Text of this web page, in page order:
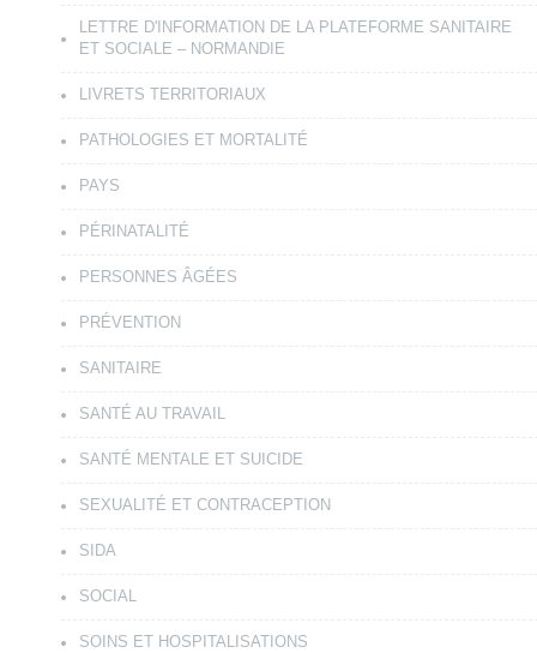
LETTRE D'INFORMATION DE LA PLATEFORME SANITAIRE
ET SOCIALE – NORMANDIE
LIVRETS TERRITORIAUX
PATHOLOGIES ET MORTALITÉ
PAYS
PÉRINATALITÉ
PERSONNES ÂGÉES
PRÉVENTION
SANITAIRE
SANTÉ AU TRAVAIL
SANTÉ MENTALE ET SUICIDE
SEXUALITÉ ET CONTRACEPTION
SIDA
SOCIAL
SOINS ET HOSPITALISATIONS